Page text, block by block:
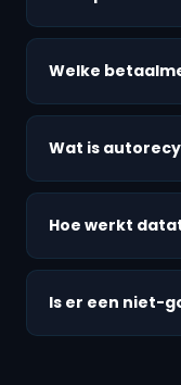
Welke
Wat is
Hoe werkt
Is er een niet-